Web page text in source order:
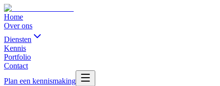
Home
Over ons
Diensten
Kennis
Portfolio
Contact
Plan een kennismaking